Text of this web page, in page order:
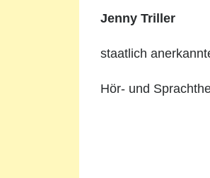
Jenny Triller
staatlich
Hör- und